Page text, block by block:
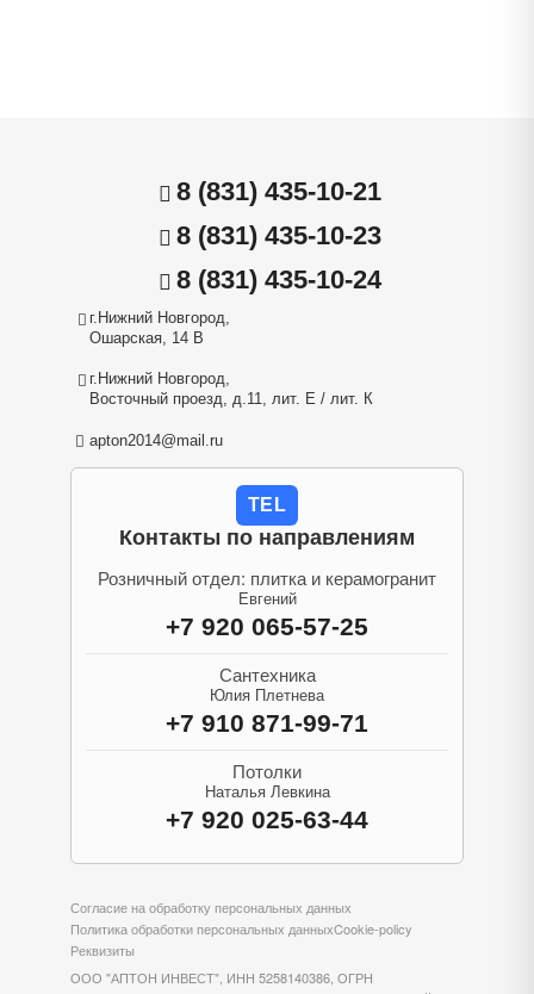
8 (831) 435-10-21
8 (831) 435-10-23
8 (831) 435-10-24
г.Нижний Новгород,
Ошарская, 14 В
г.Нижний Новгород,
Восточный проезд, д.11, лит. Е / лит. К
apton2014@mail.ru
TEL
Контакты по направлениям
Розничный отдел: плитка и керамогранит
Евгений
+7 920 065-57-25
Сантехника
Юлия Плетнева
+7 910 871-99-71
Потолки
Наталья Левкина
+7 920 025-63-44
Согласие на обработку персональных данных
Политика обработки персональных данныхCookie-policy
Реквизиты
ООО "АПТОН ИНВЕСТ", ИНН 5258140386, ОГРН